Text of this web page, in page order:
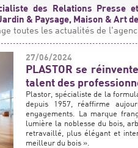
des Relations Presse
& Paysage, Maison & Art
toutes les actualités de
27/06/2024
PLASTOR se
talent des
Plastor, spécialiste de la
depuis 1957, réaffirme
engagements. La marque
lumière la noblesse du bois,
retravaillé, plus élégant et
meilleur du bois ».